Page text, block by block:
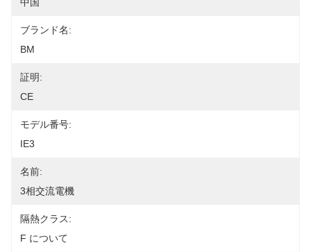
ブランド名:
BM
証明:
CE
モデル番号:
IE3
名前:
3相交流電機
隔熱クラス:
F について